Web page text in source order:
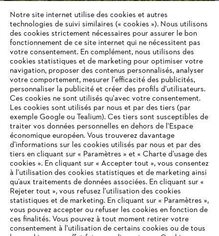
Innovation
Informations pour les fournisseurs
Produits
Contact
Carrière
Système d'alerte
Notre site internet utilise des cookies et autres
technologies de suivi similaires (« cookies »). Nous utilisons
des cookies strictement nécessaires pour assurer le bon
fonctionnement de ce site internet qui ne nécessitent pas
votre consentement. En complément, nous utilisons des
cookies statistiques et de marketing pour optimiser votre
navigation, proposer des contenus personnalisés, analyser
votre comportement, mesurer l'efficacité des publicités,
personnaliser la publicité et créer des profils d'utilisateurs.
Ces cookies ne sont utilisés qu'avec votre consentement.
Les cookies sont utilisés par nous et par des tiers (par
exemple Google ou Tealium). Ces tiers sont susceptibles de
traiter vos données personnelles en dehors de l'Espace
économique européen. Vous trouverez davantage
d’informations sur les cookies utilisés par nous et par des
tiers en cliquant sur « Paramètres » et « Charte d’usage des
cookies ». En cliquant sur « Accepter tout », vous consentez
à l'utilisation des cookies statistiques et de marketing ainsi
qu’aux traitements de données associées. En cliquant sur «
Rejeter tout », vous refusez l'utilisation des cookies
statistiques et de marketing. En cliquant sur « Paramètres »,
vous pouvez accepter ou refuser les cookies en fonction de
ces finalités. Vous pouvez à tout moment retirer votre
consentement à l'utilisation de certains cookies ou de tous